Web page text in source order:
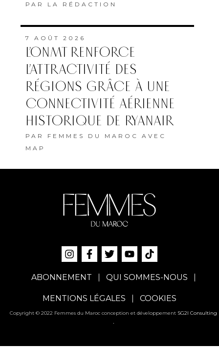
PAR LA RÉDACTION
7 AOÛT 2026
L’ONMT RENFORCE
L’ATTRACTIVITÉ DES
RÉGIONS GRÂCE À UNE
CONNECTIVITÉ AÉRIENNE
HISTORIQUE DE RYANAIR
PAR FEMMES DU MAROC AVEC
MAP
ABONNEMENT QUI SOMMES-NOUS
MENTIONS LÉGALES COOKIES
Copyright © 2022 Femmes du Maroc conception et développement SG2I Consulting